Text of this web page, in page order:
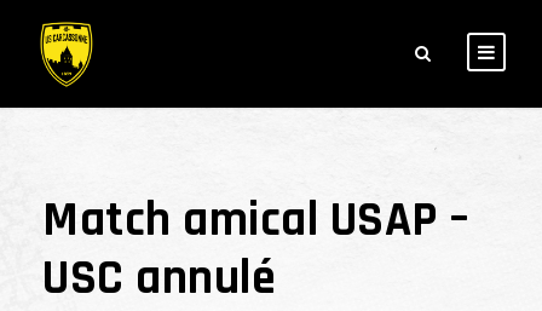
Match amical USAP –
USC annulé